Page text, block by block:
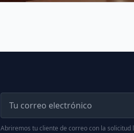
Abriremos tu cliente de correo con la solicitud